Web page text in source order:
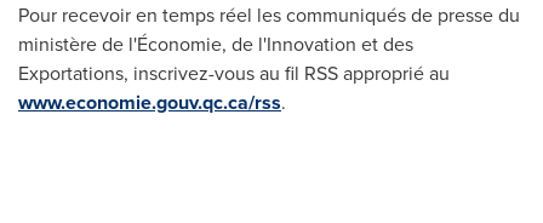
Pour recevoir en temps réel les communiqués de presse du
ministère de l'Économie, de l'Innovation et des
Exportations, inscrivez-vous au fil RSS approprié au
www.economie.gouv.qc.ca/rss.